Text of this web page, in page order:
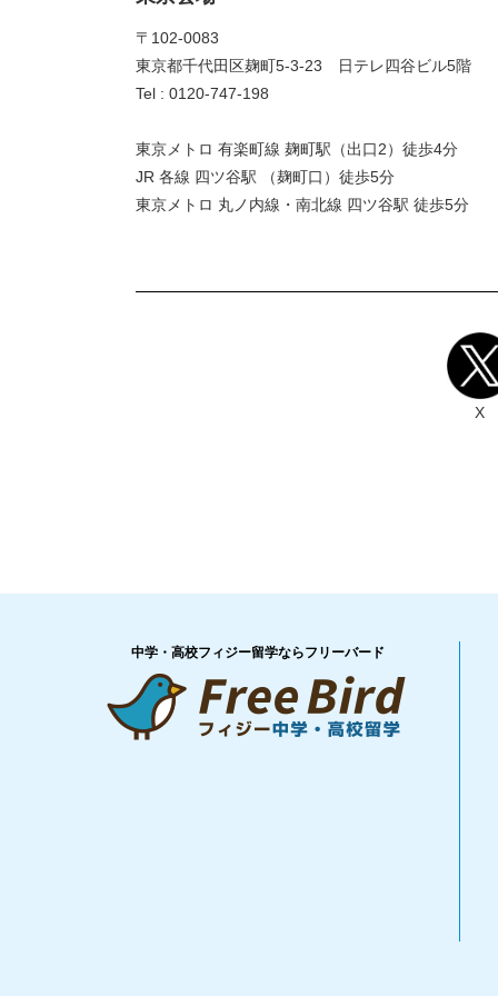
〒102-0083
東京都千代田区麹町5-3-23 日テレ四谷ビル5階
Tel : 0120-747-198
東京メトロ 有楽町線 麹町駅（出口2）徒歩4分
JR 各線 四ツ谷駅 （麹町口）徒歩5分
東京メトロ 丸ノ内線・南北線 四ツ谷駅 徒歩5分
X
中学・高校フィジー留学ならフリーバード